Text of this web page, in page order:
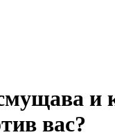
и
вас?